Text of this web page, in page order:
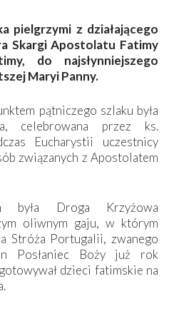
pielgrzymi z działającego
Skargi Apostolatu Fatimy
do najsłynniejszego
Maryi Panny.
pątniczego szlaku była
celebrowana przez ks.
Eucharystii uczestnicy
związanych z Apostolatem
była Droga Krzyżowa
oliwnym gaju, w którym
Stróża Portugalii, zwanego
Posłaniec Boży już rok
dzieci fatimskie na